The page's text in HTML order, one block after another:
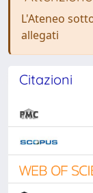
L'Ateneo
allegati
Citazioni